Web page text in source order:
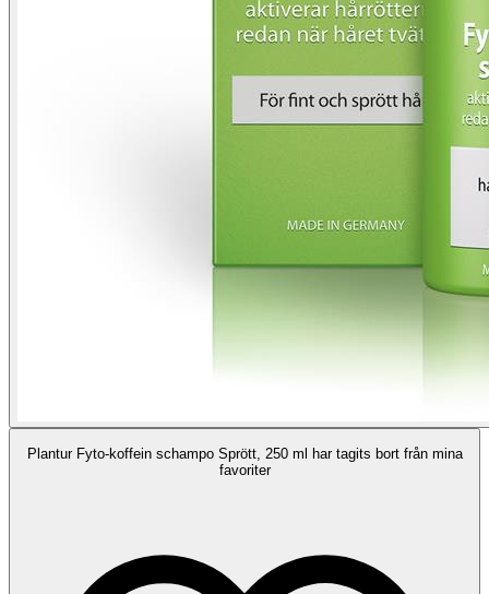
Plantur Fyto-koffein schampo Sprött, 250 ml har tagits bort från mina
favoriter